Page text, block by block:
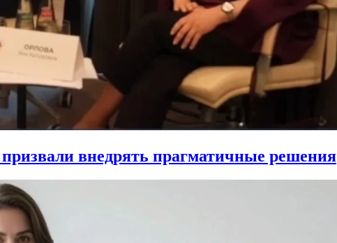
внедрять прагматичные решения